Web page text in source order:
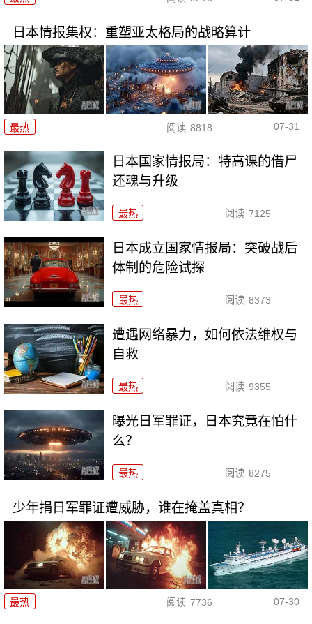
日本情报集权：重塑亚太格局的战略算计
最热 阅读 8818 07-31
日本国家情报局：特高课的借尸
还魂与升级
最热 阅读 7125
日本成立国家情报局：突破战后
体制的危险试探
最热 阅读 8373
遭遇网络暴力，如何依法维权与
自救
最热 阅读 9355
曝光日军罪证，日本究竟在怕什
么？
最热 阅读 8275
少年捐日军罪证遭威胁，谁在掩盖真相？
最热 阅读 7736 07-30